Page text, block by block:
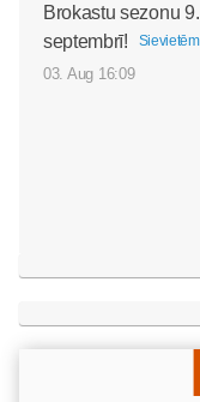
Brokastu sezonu 9.
septembrī!
Sievietēm
03. Aug 16:09